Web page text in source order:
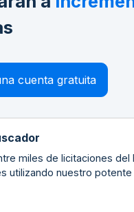
cuenta gratuita
miles de licitaciones del
utilizando nuestro potente